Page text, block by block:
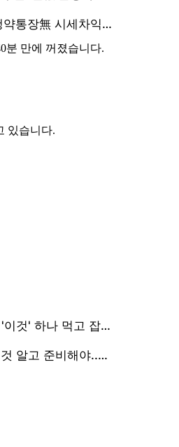
분 만에 꺼졌습니다.
있습니다.